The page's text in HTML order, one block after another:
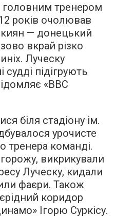
головним тренером
років очолював
— донецький
вкрай різко
Луческу
підігрують
«BBC
біля стадіону ім.
урочисте
тренера команді.
викрикували
Луческу, кидали
фаєри. Також
коридор
Ігорю Суркісу.